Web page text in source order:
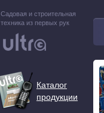
Садовая и строительная
техника из первых рук
Каталог
продукции